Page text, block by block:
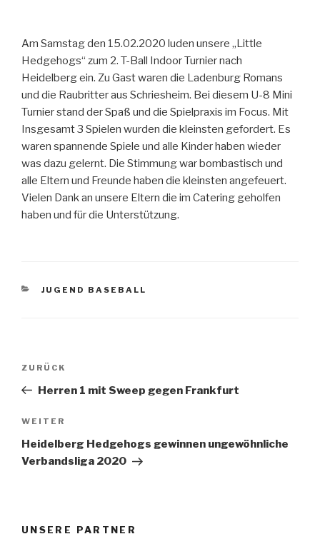
Am Samstag den 15.02.2020 luden unsere „Little
Hedgehogs“ zum 2. T-Ball Indoor Turnier nach
Heidelberg ein. Zu Gast waren die Ladenburg Romans
und die Raubritter aus Schriesheim. Bei diesem U-8 Mini
Turnier stand der Spaß und die Spielpraxis im Focus. Mit
Insgesamt 3 Spielen wurden die kleinsten gefordert. Es
waren spannende Spiele und alle Kinder haben wieder
was dazu gelernt. Die Stimmung war bombastisch und
alle Eltern und Freunde haben die kleinsten angefeuert.
Vielen Dank an unsere Eltern die im Catering geholfen
haben und für die Unterstützung.
KATEGORIEN
JUGEND BASEBALL
Beitragsnavigation
Vorheriger
Beitrag
ZURÜCK
Herren 1 mit Sweep gegen Frankfurt
Nächster
Beitrag
WEITER
Heidelberg Hedgehogs gewinnen ungewöhnliche
Verbandsliga 2020
UNSERE PARTNER